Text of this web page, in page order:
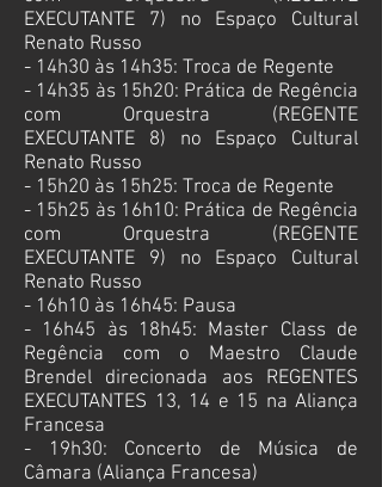
EXECUTANTE 7) no
Espaço Cultural
Renato Russo
- 14h30 às 14h35: Troca de Regente
- 14h35 às 15h20: Prática de Regência
com Orquestra (REGENTE
EXECUTANTE 8) no Espaço Cultural
Renato Russo
- 15h20 às 15h25: Troca de Regente
- 15h25 às 16h10: Prática de Regência
com Orquestra (REGENTE
EXECUTANTE 9) no Espaço Cultural
Renato Russo
- 16h10 às 16h45: Pausa
- 16h45 às 18h45: Master Class de
Regência com o Maestro Claude
Brendel direcionada aos REGENTES
EXECUTANTES 13, 14 e 15 na Aliança
Francesa
- 19h30: Concerto de Música de
Câmara (Aliança Francesa)